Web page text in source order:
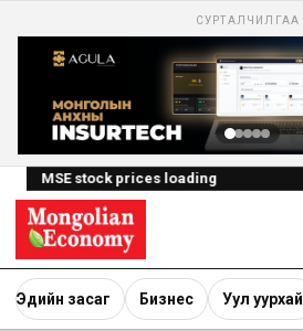
СУРТАЛЧИЛГАА
MSE stock prices loading
Эдийн засаг Бизнес Уул уурхай